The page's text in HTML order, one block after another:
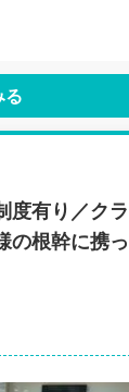
る
度有り／クラ
の根幹に携っ